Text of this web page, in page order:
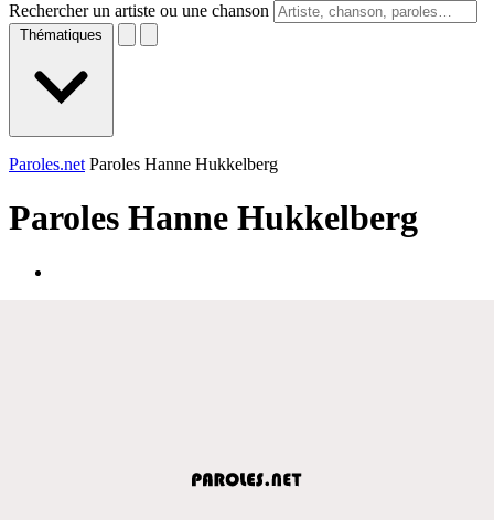
Rechercher un artiste ou une chanson
Thématiques
Paroles.net Paroles Hanne Hukkelberg
Paroles Hanne Hukkelberg